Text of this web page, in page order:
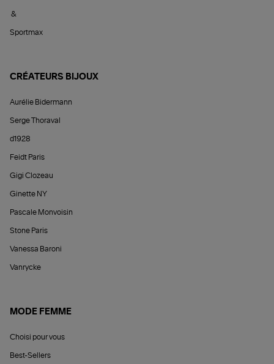
&
Sportmax
CRÉATEURS BIJOUX
Aurélie Bidermann
Serge Thoraval
d1928
Feidt Paris
Gigi Clozeau
Ginette NY
Pascale Monvoisin
Stone Paris
Vanessa Baroni
Vanrycke
MODE FEMME
Choisi pour vous
Best-Sellers